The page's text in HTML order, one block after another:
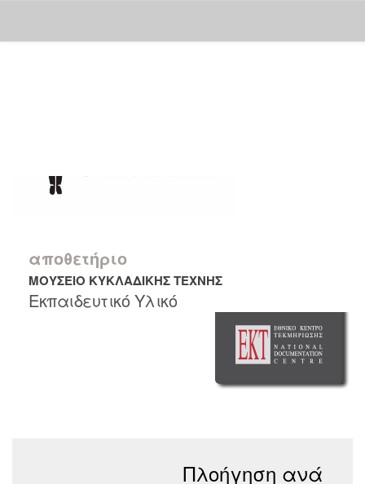
αποθετήριο
ΜΟΥΣΕΙΟ ΚΥΚΛΑΔΙΚΗΣ ΤΕΧΝΗΣ
Εκπαιδευτικό Υλικό
Πλοήγηση ανά